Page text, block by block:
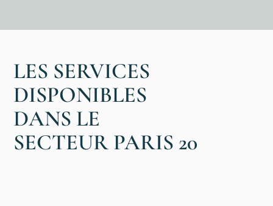
LES SERVICES
DISPONIBLES
DANS LE
SECTEUR PARIS 20